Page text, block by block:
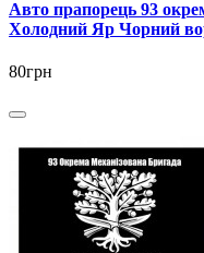
Авто прапорець 93
Холодний Яр Чорний
80грн